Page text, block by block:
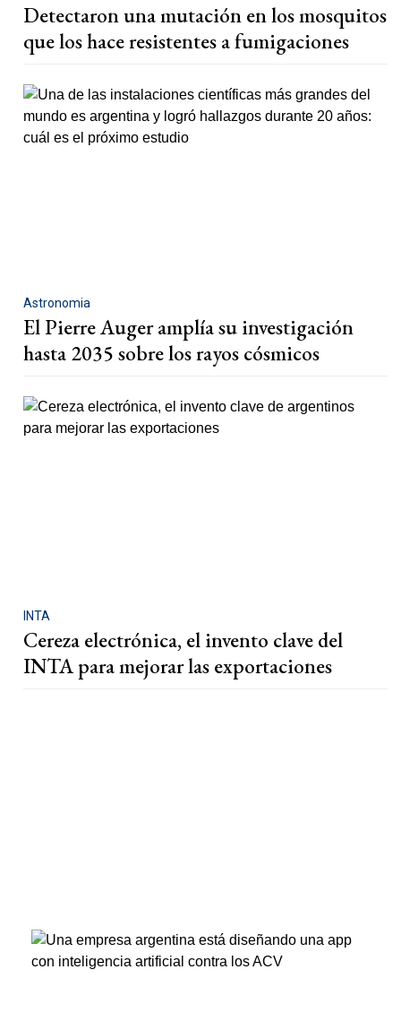
Detectaron una mutación en los mosquitos
que los hace resistentes a fumigaciones
Astronomia
El Pierre Auger amplía su investigación
hasta 2035 sobre los rayos cósmicos
INTA
Cereza electrónica, el invento clave del
INTA para mejorar las exportaciones